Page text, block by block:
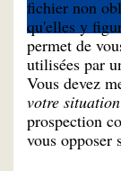
fichier non
qu'elles y
permet de
utilisées par
Vous devez
votre
prospection
vous opposer